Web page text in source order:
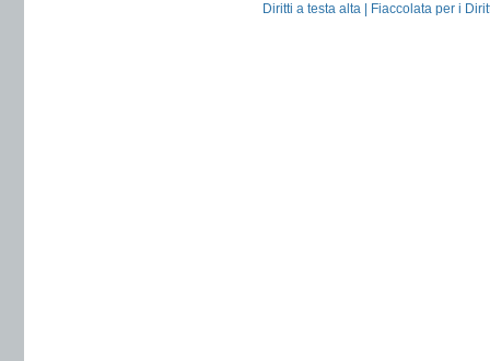
Diritti a testa alta | Fiaccolata per i